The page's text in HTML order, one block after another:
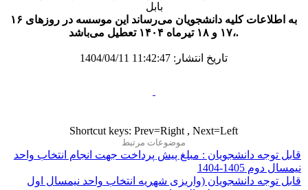
بابل
به اطلاعات کلیه دانشجویان می‌رساند این موسسه در روزهای ۱۶
،۱۷ و ۱۸ تیرماه ۱۴۰۴ تعطیل می‌باشد.
تاریخ انتشار: 11:42:47 1404/04/11
Shortcut keys: Prev=Right , Next=Left
موضوعات مرتبط
قابل توجه دانشجویان : مبلغ پیش پرداخت جهت انجام انتخاب واحد
نیمسال دوم 1405-1404
قابل توجه دانشجویان (واریزی شهریه انتخاب واحد نیمسال اول